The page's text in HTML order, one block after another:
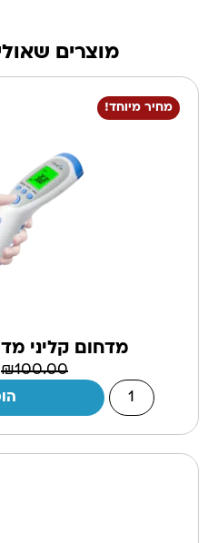
מוצרים שאולי
מחיר מיוחד!
מדחום קליני
₪100.00